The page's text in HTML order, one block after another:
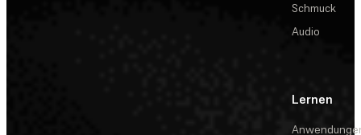
Schmuck
Audio
Lernen